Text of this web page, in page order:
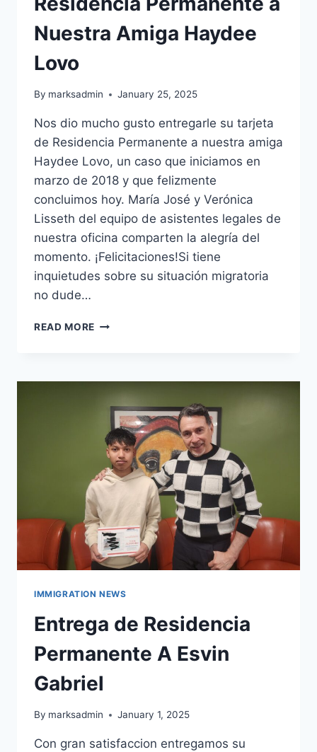
Nuestra Amiga Haydee
Lovo
By marksadmin January 25, 2025
Nos dio mucho gusto entregarle su tarjeta
de Residencia Permanente a nuestra amiga
Haydee Lovo, un caso que iniciamos en
marzo de 2018 y que felizmente
concluimos hoy. María José y Verónica
Lisseth del equipo de asistentes legales de
nuestra oficina comparten la alegría del
momento. ¡Felicitaciones!Si tiene
inquietudes sobre su situación migratoria
no dude…
READ MORE
IMMIGRATION NEWS
Entrega de Residencia
Permanente A Esvin
Gabriel
By marksadmin January 1, 2025
Con gran satisfaccion entregamos su